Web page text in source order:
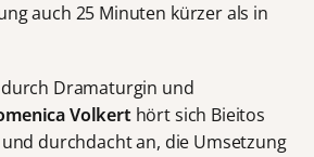
auch 25 Minuten kürzer als in
Dramaturgin und
Volkerthört sich Bieitos
durchdacht an, die Umsetzung